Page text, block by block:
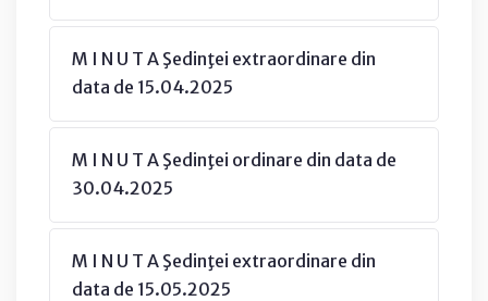
M I N U T A Şedinţei extraordinare din
data de 15.04.2025
M I N U T A Şedinţei ordinare din data de
30.04.2025
M I N U T A Şedinţei extraordinare din
data de 15.05.2025